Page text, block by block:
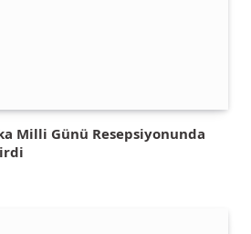
Milli Günü Resepsiyonunda